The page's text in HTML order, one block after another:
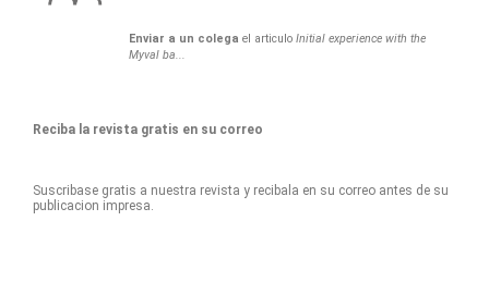
Enviar a un colega el articuloInitial experience with the
Myval ba...
Reciba la revista gratis en su correo
Suscribase gratis a nuestra revista y recibala en su correo antes de su
publicacion impresa.